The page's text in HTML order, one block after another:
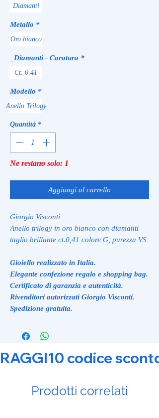
Diamanti
Metallo *
Oro bianco
_Diamanti - Caratura *
Ct. 0.41
Modello *
Anello Trilogy
Quantità *
Ne restano solo: 1
Aggiungi al carrello
Giorgio Visconti
Anello trilogy in oro bianco con diamanti
taglio brillante ct.0,41 colore G, purezza VS
Gioiello realizzato in Italia.
Elegante confezione regalo e shopping bag.
Certificato di garanzia e autenticità.
Rivenditori autorizzati Giorgio Visconti.
Spedizione gratuita.
RAGGI10 codice
Prodotti correlati